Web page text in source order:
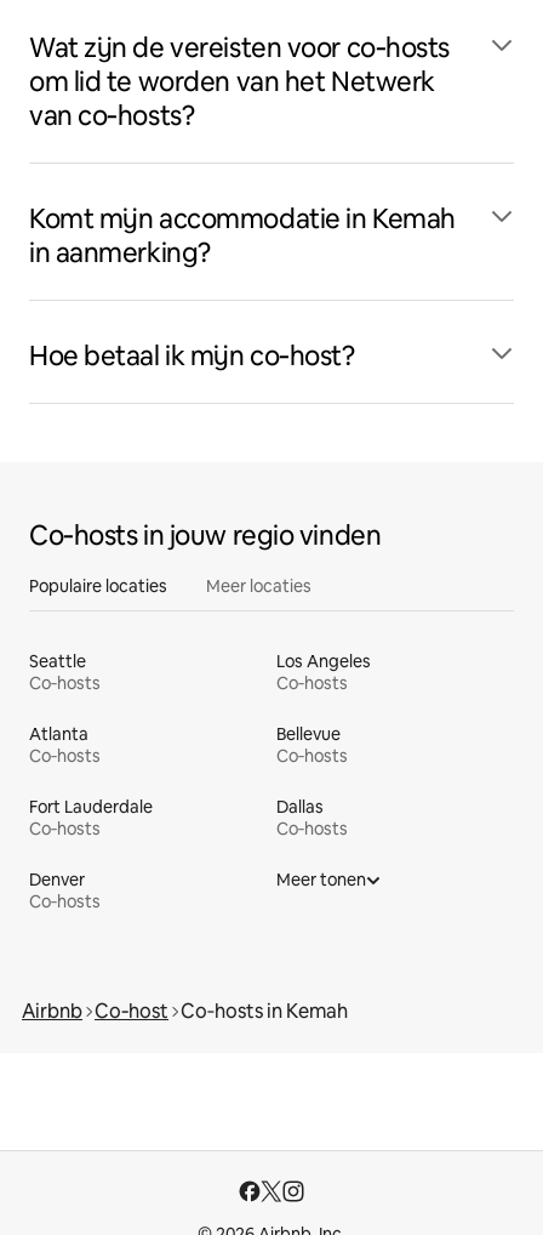
Wat zijn de vereisten voor co‑hosts
om lid te worden van het Netwerk
van co‑hosts?
Komt mijn accommodatie in Kemah
in aanmerking?
Hoe betaal ik mijn co‑host?
Co‑hosts in jouw regio vinden
Populaire locaties Meer locaties
Seattle
Co‑hosts
Los Angeles
Co‑hosts
Atlanta
Co‑hosts
Bellevue
Co‑hosts
Fort Lauderdale
Co‑hosts
Dallas
Co‑hosts
Denver
Co‑hosts
Meer tonen
Airbnb Co‑host Co‑hosts in Kemah